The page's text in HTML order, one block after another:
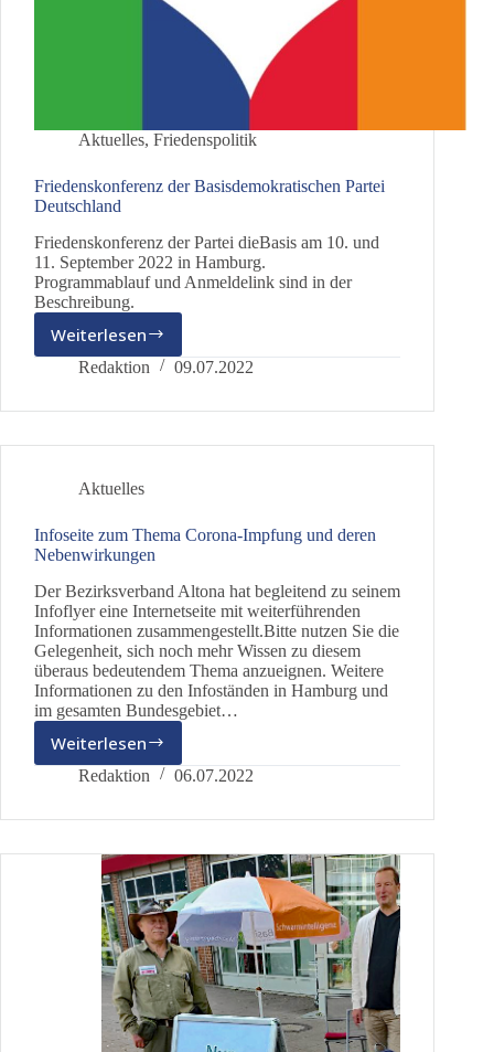
Aktuelles, Friedenspolitik
Friedenskonferenz der Basisdemokratischen Partei
Deutschland
Friedenskonferenz der Partei dieBasis am 10. und
11. September 2022 in Hamburg.
Programmablauf und Anmeldelink sind in der
Beschreibung.
WeiterlesenFriedenskonferenz
der
Partei
Redaktion 09.07.2022
Aktuelles
Infoseite zum Thema Corona-Impfung und deren
Nebenwirkungen
Der Bezirksverband Altona hat begleitend zu seinem
Infoflyer eine Internetseite mit weiterführenden
Informationen zusammengestellt.Bitte nutzen Sie die
Gelegenheit, sich noch mehr Wissen zu diesem
überaus bedeutendem Thema anzueignen. Weitere
Informationen zu den Infoständen in Hamburg und
im gesamten Bundesgebiet…
Weiterlesen
Infoseite
zum
Corona-
und
deren
Nebenwirkungen
Redaktion 06.07.2022